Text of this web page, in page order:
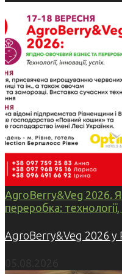
AgroBerry&Veg 2026.
переробка: технології,
AgroBerry&Veg 2026 у